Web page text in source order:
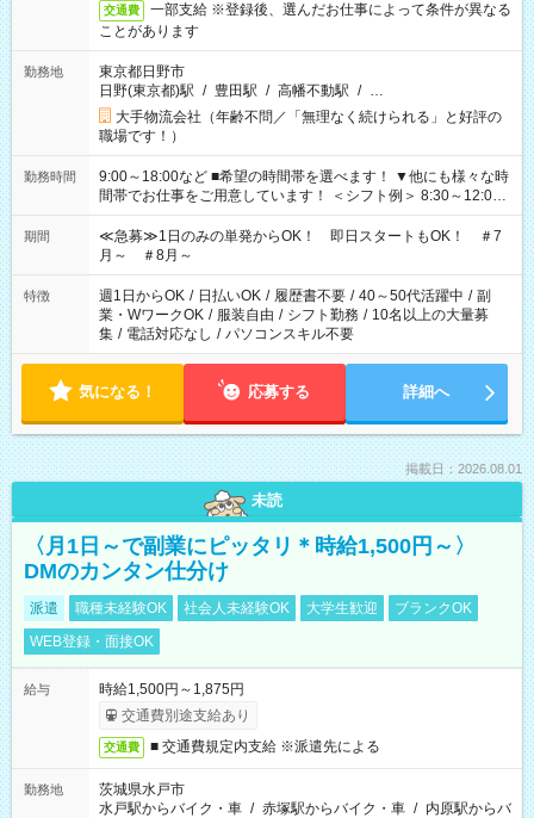
交通費
一部支給 ※登録後、選んだお仕事によって条件が異なる
ことがあります
勤務地
東京都日野市
日野(東京都)駅 / 豊田駅 / 高幡不動駅 / …
大手物流会社（年齢不問／「無理なく続けられる」と好評の
職場です！）
勤務時間
9:00～18:00など ■希望の時間帯を選べます！ ▼他にも様々な時
間帯でお仕事をご用意しています！ ＜シフト例＞ 8:30～12:00
17:00～22:00 13:00～22:00 22:00～翌6:00 など
期間
≪急募≫1日のみの単発からOK！ 即日スタートもOK！ ＃7
月～ ＃8月～
特徴 週1日からOK / 日払いOK / 履歴書不要 / 40～50代活躍中 / 副
業・WワークOK / 服装自由 / シフト勤務 / 10名以上の大量募
集 / 電話対応なし / パソコンスキル不要
気になる！ 応募する 詳細へ
掲載日：2026.08.01
未読
〈月1日～で副業にピッタリ＊時給1,500円～〉
DMのカンタン仕分け
派遣 職種未経験OK 社会人未経験OK 大学生歓迎
ブランクOK
WEB登録・面接OK
給与
時給1,500円～1,875円
交通費別途支給あり
交通費 ■ 交通費規定内支給 ※派遣先による
勤務地
茨城県水戸市
水戸駅からバイク・車 / 赤塚駅からバイク・車 / 内原駅からバ